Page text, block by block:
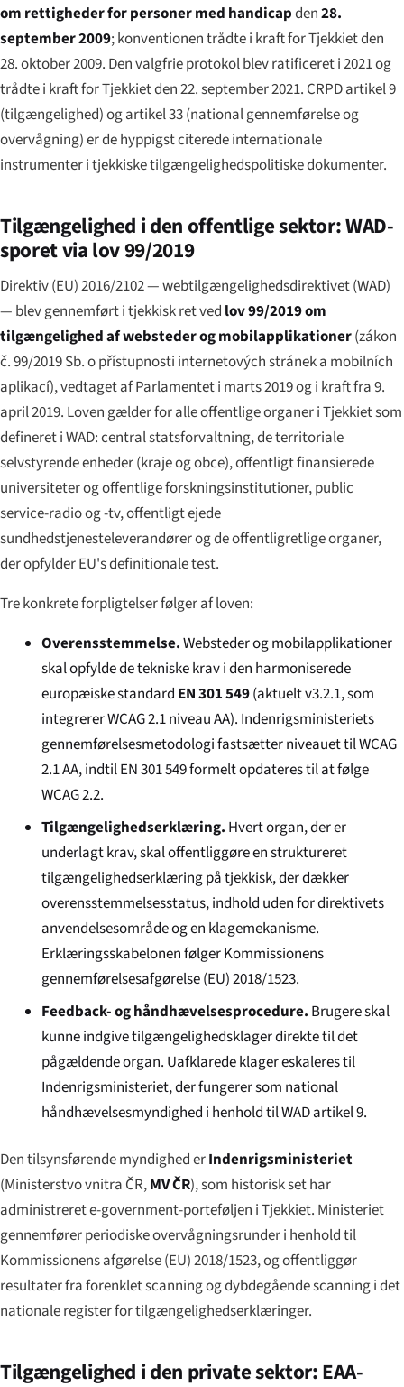
om rettigheder for personer med handicapden28.
september 2009; konventionen trådte i kraft for Tjekkiet den
28. oktober 2009. Den valgfrie protokol blev ratificeret i 2021 og
trådte i kraft for Tjekkiet den 22. september 2021. CRPD artikel 9
(tilgængelighed) og artikel 33 (national gennemførelse og
overvågning) er de hyppigst citerede internationale
instrumenter i tjekkiske tilgængelighedspolitiske dokumenter.
Tilgængelighed i den offentlige sektor: WAD-
sporet via lov 99/2019
Direktiv (EU) 2016/2102 — webtilgængelighedsdirektivet (WAD)
— blev gennemført i tjekkisk ret ved lov 99/2019 om
tilgængelighed af websteder og mobilapplikationer(zákon
č. 99/2019 Sb. o přístupnosti internetových stránek a mobilních
aplikací), vedtaget af Parlamentet i marts 2019 og i kraft fra 9.
april 2019. Loven gælder for alle offentlige organer i Tjekkiet som
defineret i WAD: central statsforvaltning, de territoriale
selvstyrende enheder (krajeogobce), offentligt finansierede
universiteter og offentlige forskningsinstitutioner, public
service-radio og -tv, offentligt ejede
sundhedstjenesteleverandører og de offentligretlige organer,
der opfylder EU's definitionale test.
Tre konkrete forpligtelser følger af loven:
Overensstemmelse.Websteder og mobilapplikationer
skal opfylde de tekniske krav i den harmoniserede
europæiske standard EN 301 549(aktuelt v3.2.1, som
integrerer WCAG 2.1 niveau AA). Indenrigsministeriets
gennemførelsesmetodologi fastsætter niveauet til WCAG
2.1 AA, indtil EN 301 549 formelt opdateres til at følge
WCAG 2.2.
Tilgængelighedserklæring. Hvert organ, der er
underlagt krav, skal offentliggøre en struktureret
tilgængelighedserklæring på tjekkisk, der dækker
overensstemmelsesstatus, indhold uden for direktivets
anvendelsesområde og en klagemekanisme.
Erklæringsskabelonen følger Kommissionens
gennemførelsesafgørelse (EU) 2018/1523.
Feedback- og håndhævelsesprocedure. Brugere skal
kunne indgive tilgængelighedsklager direkte til det
pågældende organ. Uafklarede klager eskaleres til
Indenrigsministeriet, der fungerer som national
håndhævelsesmyndighed i henhold til WAD artikel 9.
Den tilsynsførende myndighed erIndenrigsministeriet
(Ministerstvo vnitra ČR,MV ČR), som historisk set har
administreret e-government-porteføljen i Tjekkiet. Ministeriet
gennemfører periodiske overvågningsrunder i henhold til
Kommissionens afgørelse (EU) 2018/1523, og offentliggør
resultater fra forenklet scanning og dybdegående scanning i det
nationale register for tilgængelighedserklæringer.
Tilgængelighed i den private sektor: EAA-